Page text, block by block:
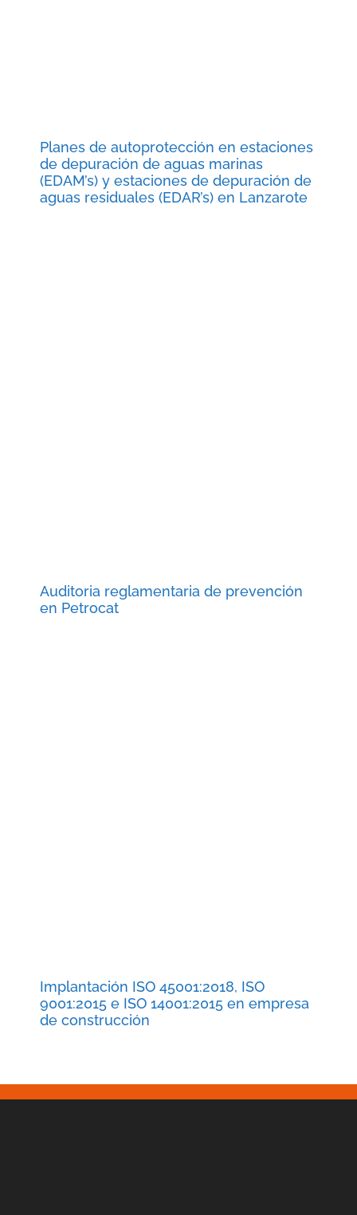
Planes de autoprotección en estaciones
de depuración de aguas marinas
(EDAM’s) y estaciones de depuración de
aguas residuales (EDAR’s) en Lanzarote
Auditoria reglamentaria de prevención
en Petrocat
Implantación ISO 45001:2018, ISO
9001:2015 e ISO 14001:2015 en empresa
de construcción